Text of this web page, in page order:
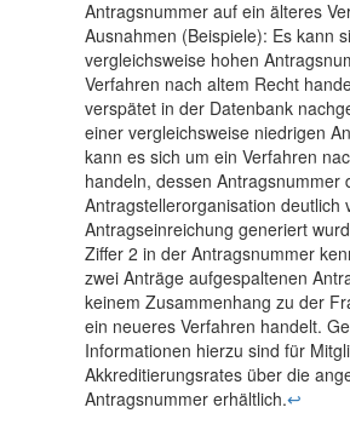
Antragsnummer auf ein älteres
Ausnahmen (Beispiele): Es kann
vergleichsweise hohen
Verfahren nach altem Recht
verspätet in der Datenbank
einer vergleichsweise niedrigen
kann es sich um ein Verfahren
handeln, dessen Antragsnummer
Antragstellerorganisation deutlich
Antragseinreichung generiert
Ziffer 2 in der Antragsnummer
zwei Anträge aufgespaltenen
keinem Zusammenhang zu der
ein neueres Verfahren handelt.
Informationen hierzu sind für
Akkreditierungsrates über die
Antragsnummer erhältlich.↩︎